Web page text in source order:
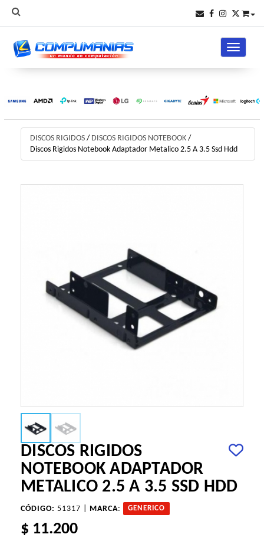
Toggle
DISCOS RIGIDOS / DISCOS RIGIDOS NOTEBOOK /
Discos Rigidos Notebook Adaptador Metalico 2.5 A 3.5 Ssd Hdd
DISCOS RIGIDOS
NOTEBOOK ADAPTADOR
METALICO 2.5 A 3.5 SSD HDD
CÓDIGO: 51317 | MARCA: GENERICO
$ 11.200